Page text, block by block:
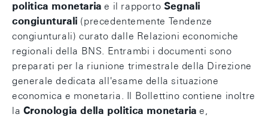
politica monetaria e il rapporto Segnali
congiunturali (precedentemente Tendenze
congiunturali) curato dalle Relazioni economiche
regionali della BNS. Entrambi i documenti sono
preparati per la riunione trimestrale della Direzione
generale dedicata all'esame della situazione
economica e monetaria. Il Bollettino contiene inoltre
la Cronologia della politica monetaria e,